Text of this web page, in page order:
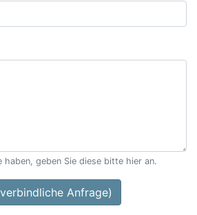
haben, geben Sie diese bitte hier an.
Anfrage)